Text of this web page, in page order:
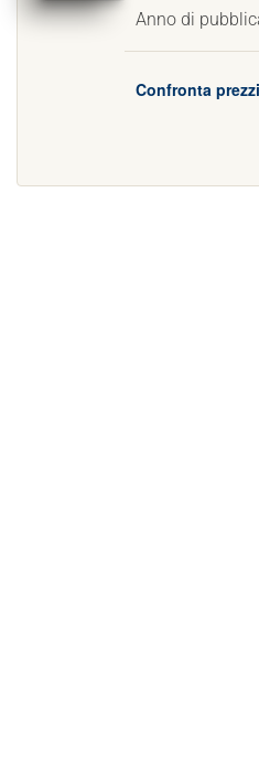
Anno di
Confronta